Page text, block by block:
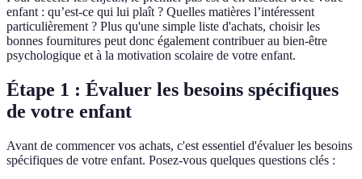
enfant : qu’est-ce qui lui plaît ? Quelles matières l’intéressent
particulièrement ? Plus qu'une simple liste d'achats, choisir les
bonnes fournitures peut donc également contribuer au bien-être
psychologique et à la motivation scolaire de votre enfant.
Étape 1 : Évaluer les besoins spécifiques
de votre enfant
Avant de commencer vos achats, c'est essentiel d'évaluer les besoins
spécifiques de votre enfant. Posez-vous quelques questions clés :